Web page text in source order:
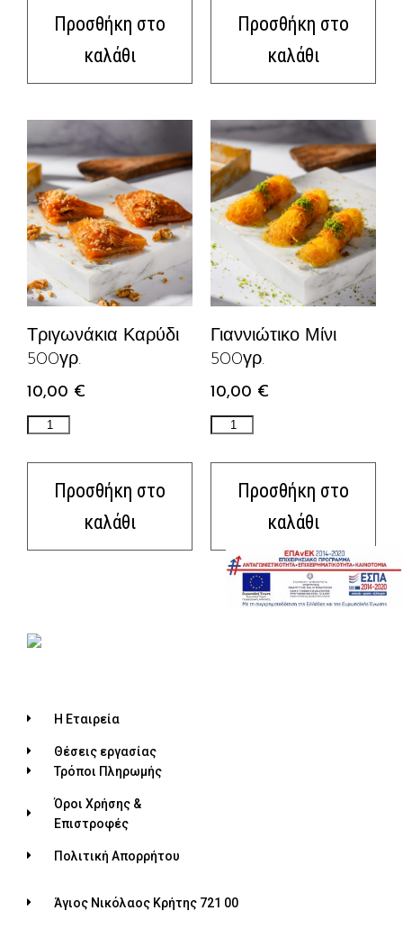
Προσθήκη στο
καλάθι
Προσθήκη στο
καλάθι
Τριγωνάκια Καρύδι
500γρ.
10,00 €
Προσθήκη στο
καλάθι
Γιαννιώτικο Μίνι
500γρ.
10,00 €
Προσθήκη στο
καλάθι
Η Εταιρεία
Θέσεις εργασίας
Τρόποι Πληρωμής
Όροι Χρήσης &
Επιστροφές
Πολιτική Απορρήτου
Άγιος Νικόλαος Κρήτης 721 00